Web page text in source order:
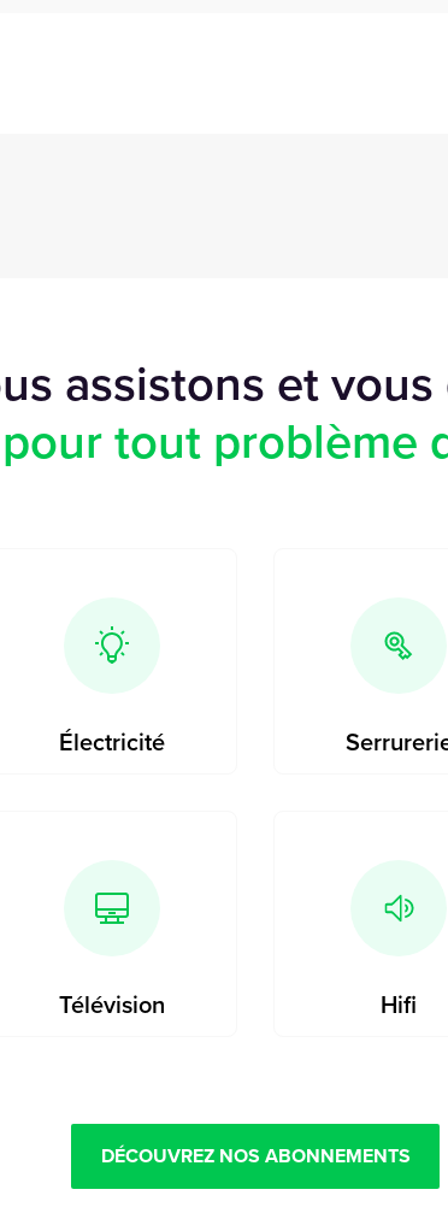
assistons et
pour tout problème
Électricité
Télévision Hifi
DÉCOUVREZ NOS ABONNEMENTS